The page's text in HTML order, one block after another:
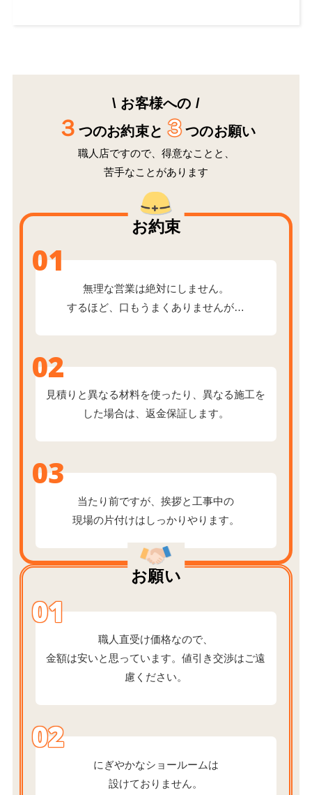
\ お客様への /
３ つのお約束と ３つのお願い
職人店ですので、得意なことと、
苦手なことがあります
お約束
01
無理な営業は絶対にしません。
するほど、口もうまくありませんが…
02
見積りと異なる材料を使ったり、異なる施工を
した場合は、返金保証します。
03
当たり前ですが、挨拶と工事中の
現場の片付けはしっかりやります。
お願い
01
職人直受け価格なので、
金額は安いと思っています。値引き交渉はご遠
慮ください。
02
にぎやかなショールームは
設けておりません。